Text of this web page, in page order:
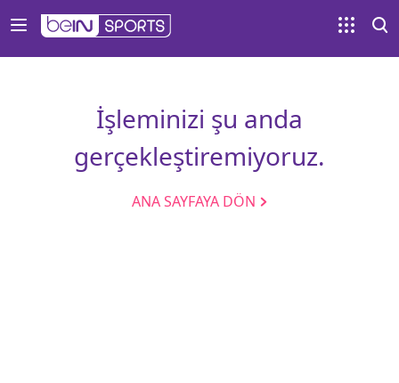
İşleminizi şu anda
gerçekleştiremiyoruz.
ANA SAYFAYA DÖN